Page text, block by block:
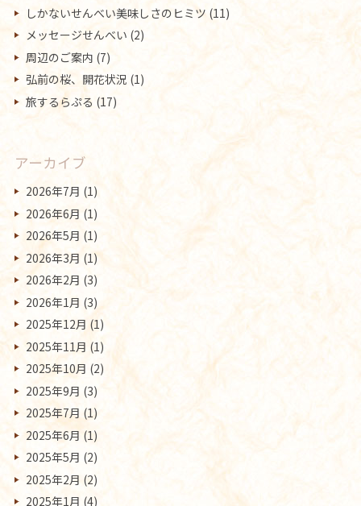
しかないせんべい美味しさのヒミツ(11)
メッセージせんべい (2)
周辺のご案内 (7)
弘前の桜、開花状況 (1)
旅するらぷる (17)
アーカイブ
2026年7月 (1)
2026年6月 (1)
2026年5月 (1)
2026年3月 (1)
2026年2月 (3)
2026年1月 (3)
2025年12月 (1)
2025年11月 (1)
2025年10月 (2)
2025年9月 (3)
2025年7月 (1)
2025年6月 (1)
2025年5月 (2)
2025年2月 (2)
2025年1月 (4)